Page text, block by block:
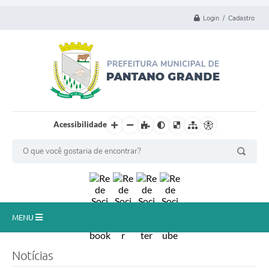
Login / Cadastro
Acessibilidade
MENU
Notícias